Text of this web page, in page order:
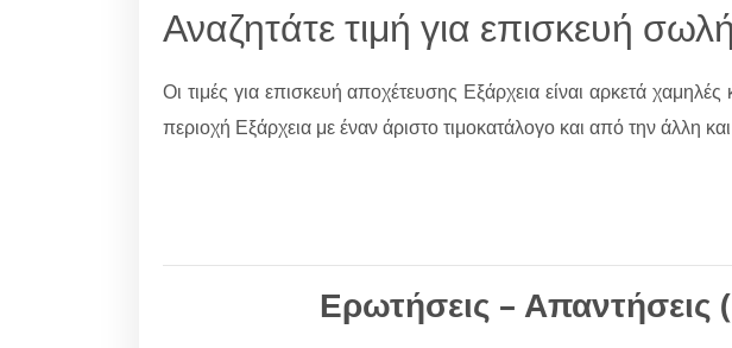
Αναζητάτε τιμή για επισκευή
Οι τιμές για επισκευή αποχέτευσης Εξάρχεια είναι αρκετά
περιοχή Εξάρχεια με έναν άριστο τιμοκατάλογο και από την άλλη
Ερωτήσεις –